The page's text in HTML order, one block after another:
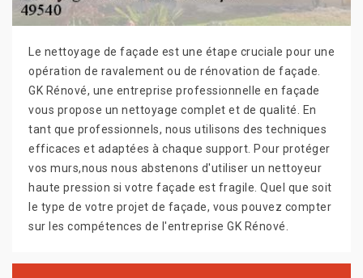
Le nettoyage de façade est une étape cruciale pour une
opération de ravalement ou de rénovation de façade.
GK Rénové, une entreprise professionnelle en façade
vous propose un nettoyage complet et de qualité. En
tant que professionnels, nous utilisons des techniques
efficaces et adaptées à chaque support. Pour protéger
vos murs,nous nous abstenons d'utiliser un nettoyeur
haute pression si votre façade est fragile. Quel que soit
le type de votre projet de façade, vous pouvez compter
sur les compétences de l'entreprise GK Rénové.